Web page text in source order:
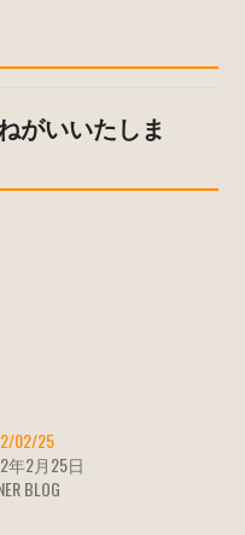
がいいたしま
02/25
年2月25日
BLOG